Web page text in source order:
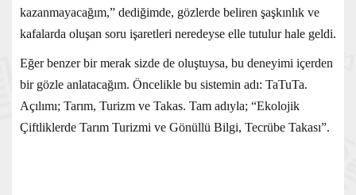
kazanmayacağım,” dediğimde, gözlerde beliren şaşkınlık ve
kafalarda oluşan soru işaretleri neredeyse elle tutulur hale geldi.
Eğer benzer bir merak sizde de oluştuysa, bu deneyimi içerden
bir gözle anlatacağım. Öncelikle bu sistemin adı: TaTuTa.
Açılımı; Tarım, Turizm ve Takas. Tam adıyla; “Ekolojik
Çiftliklerde Tarım Turizmi ve Gönüllü Bilgi, Tecrübe Takası”.